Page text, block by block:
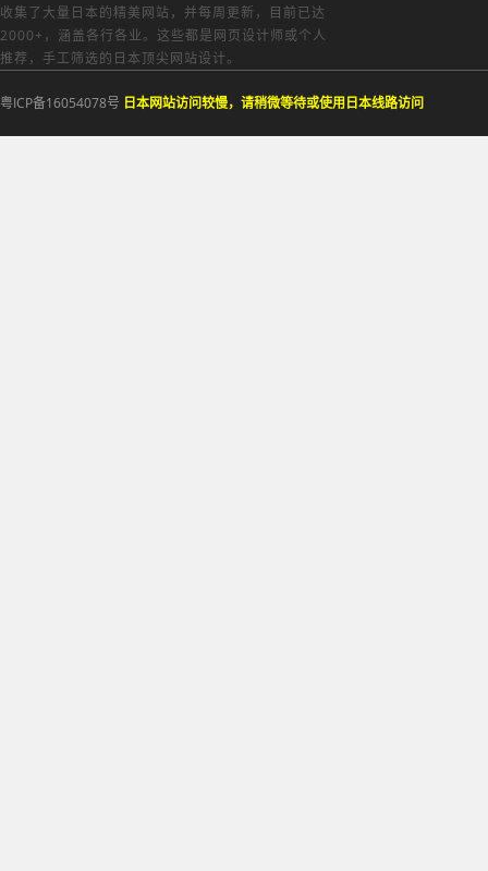
收集了大量日本的精美网站，并每周更新，目前已达
2000+，涵盖各行各业。这些都是网页设计师或个人
推荐，手工筛选的日本顶尖网站设计。
粤ICP备16054078号 日本网站访问较慢，请稍微等待或使用日本线路访问